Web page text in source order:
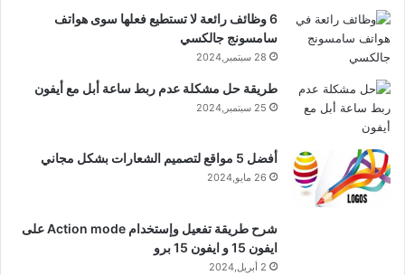
ق
R
S
6 وظائف رائعة لا تستطيع فعلها سوى هواتف
سامسونج جالكسي
28 سبتمبر,2024
طريقة حل مشكلة عدم ربط ساعة أبل مع أيفون
25 سبتمبر,2024
أفضل 5 مواقع لتصميم الشعارات بشكل مجاني
26 مايو,2024
شرح طريقة تفعيل وإستخدام Action mode على
ايفون 15 و ايفون 15 برو
2 أبريل,2024